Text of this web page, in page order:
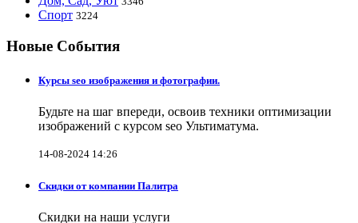
Спорт 3224
Новые События
Курсы seo изображения и фотографии.
Будьте на шаг впереди, освоив техники оптимизации
изображений с курсом seo Ультиматума.
14-08-2024 14:26
Скидки от компании Палитра
Скидки на наши услуги